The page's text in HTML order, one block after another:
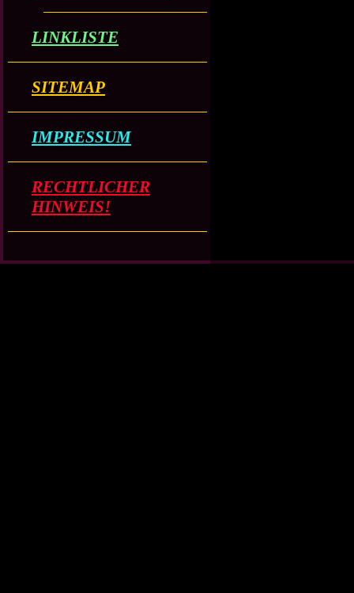
LINKLISTE
SITEMAP
IMPRESSUM
RECHTLICHER
HINWEIS!